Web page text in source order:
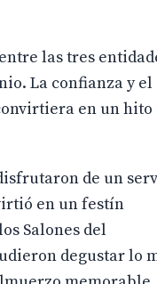
las tres
La confianza y el
en un hito
de un
en un festín
Salones del
degustar lo